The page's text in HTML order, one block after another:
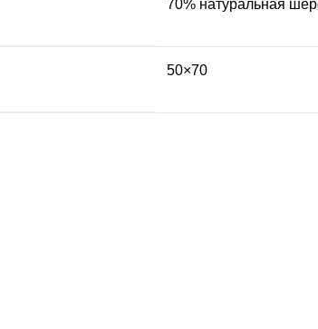
70% натуральная
50×70